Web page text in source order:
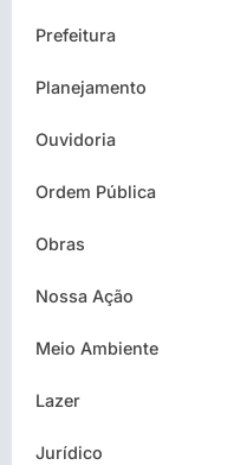
Prefeitura
Planejamento
Ouvidoria
Ordem Pública
Obras
Nossa Ação
Meio Ambiente
Lazer
Jurídico